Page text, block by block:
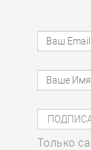
Только